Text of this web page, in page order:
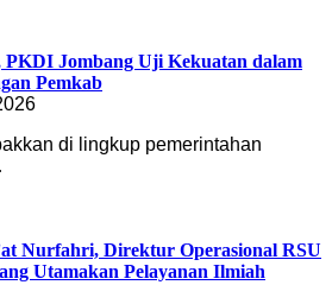
PKDI Jombang Uji Kekuatan dalam
Pemkab
di lingkup pemerintahan
Nurfahri, Direktur Operasional RSU
Utamakan Pelayanan Ilmiah